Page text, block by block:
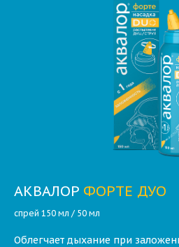
АКВАЛОР ФОРТЕ ДУО
спрей 150 мл / 50 мл
Облегчает дыхание при